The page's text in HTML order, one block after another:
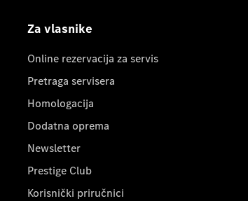
Za vlasnike
Online rezervacija za servis
Pretraga servisera
Homologacija
Dodatna oprema
Newsletter
Prestige Club
Korisnički priručnici